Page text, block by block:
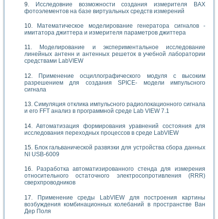
Исследовние возможности создания измерителя ВАХ
фотоэлементов на базе виртуальных средств измерений
Математическое моделирование генератора сигналов -
имитатора джиттера и измерителя параметров джиттера
Моделирование и экспериментальное исследование
линейных антенн и антенных решеток в учебной лаборатории
средствами LabVIEW
Применение осциллографического модуля с высоким
разрешением для создания SPICE- модели импульсного
сигнала
Симуляция отклика импульсного радиолокационного сигнала
и его FFT анализ в программной среде Lab VIEW 7.1
Автоматизация формирования уравнений состояния для
исследования переходных процессов в среде LabVIEW
Блок гальванической развязки для устройства сбора данных
NI USB-6009
Разработка автоматизированного стенда для измерения
относительного остаточного электросопротивления (RRR)
сверхпроводников
Применение среды LabVIEW для построения картины
возбуждения комбинационных колебаний в пространстве Ван
Дер Поля